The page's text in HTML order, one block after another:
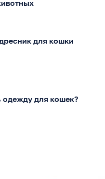
для кошки
одежду для кошек?